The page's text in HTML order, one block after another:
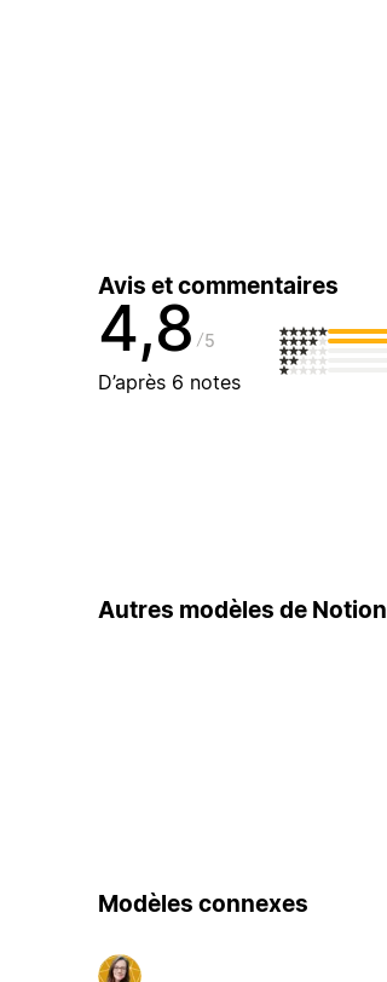
Avis et commentaires
4,8 5
D’après 6 notes
Autres modèles de Notion
Modèles connexes